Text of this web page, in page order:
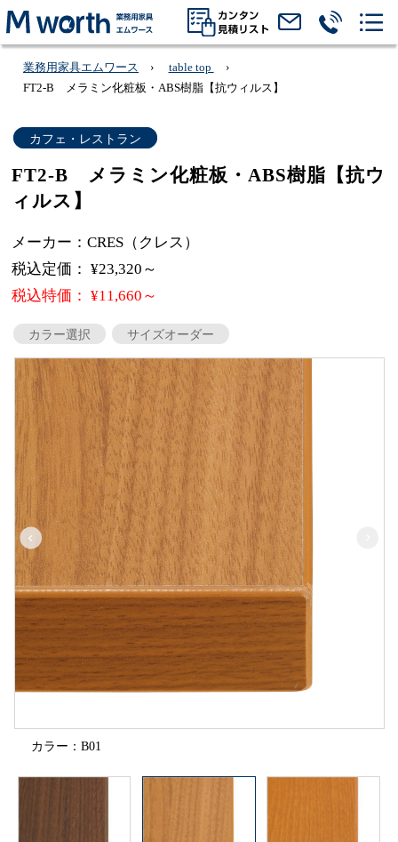
業務用家具エムワース
table top
FT2-B メラミン化粧板・ABS樹脂【抗ウィルス】
カフェ・レストラン
FT2-B メラミン化粧板・ABS樹脂【抗ウ
ィルス】
メーカー：CRES（クレス）
税込定価： ¥23,320～
税込特価： ¥11,660～
カラー選択 サイズオーダー
カラー：B01